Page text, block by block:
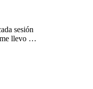
sesión
llevo a
en un
ir
el que
la